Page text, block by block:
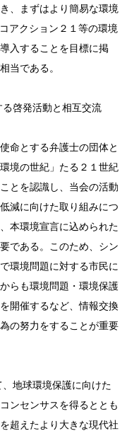
、まずはより簡易な環境
アクション２１等の環境
入することを目標に掲
相当である。
啓発活動と相互交流
命とする弁護士の団体と
境の世紀」たる２１世紀
とを認識し、当会の活動
減に向けた取り組みにつ
本環境宣言に込められた
である。このため、シン
環境問題に対する市民に
らも環境問題・環境保護
開催するなど、情報交換
の努力をすることが重要
地球環境保護に向けた
ンセンサスを得るととも
超えたより大きな現代社